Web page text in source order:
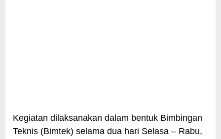
Kegiatan dilaksanakan dalam bentuk Bimbingan
Teknis (Bimtek) selama dua hari Selasa – Rabu,